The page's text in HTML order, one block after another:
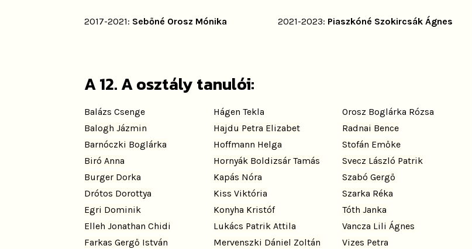
2017-2021: Sebőné Orosz Mónika 2021-2023: Piaszkóné Szokircsák Ágnes
A 12. A osztály tanulói:
Balázs Csenge
Balogh Jázmin
Barnóczki Boglárka
Biró Anna
Burger Dorka
Drótos Dorottya
Egri Dominik
Elleh Jonathan Chidi
Farkas Gergő István
Hágen Tekla
Hajdu Petra Elizabet
Hoffmann Helga
Hornyák Boldizsár Tamás
Kapás Nóra
Kiss Viktória
Konyha Kristóf
Lukács Patrik Attila
Mervenszki Dániel Zoltán
Orosz Boglárka Rózsa
Radnai Bence
Stofán Emőke
Svecz László Patrik
Szabó Gergő
Szarka Réka
Tóth Janka
Vancza Lili Ágnes
Vizes Petra